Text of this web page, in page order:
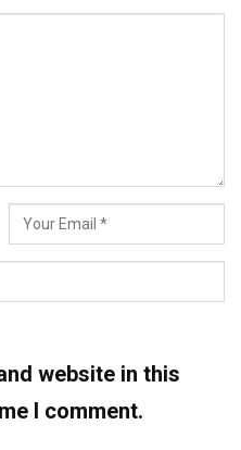
website in this
I comment.